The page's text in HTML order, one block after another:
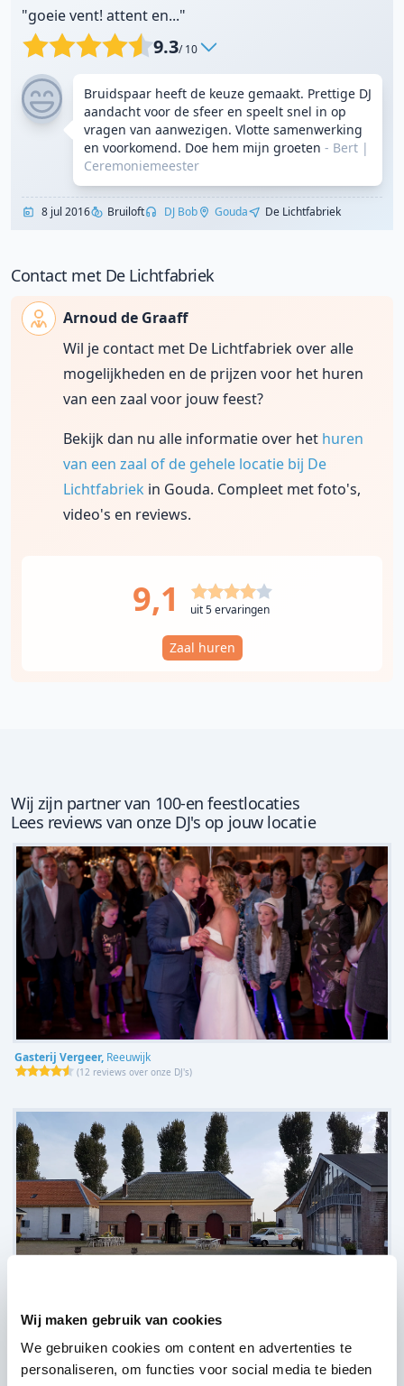
Wij maken gebruik van cookies
We gebruiken cookies om content en advertenties te
personaliseren, om functies voor social media te bieden
"goeie vent! attent en..."
9.3/ 10
Bruidspaar heeft de keuze gemaakt. Prettige DJ
aandacht voor de sfeer en speelt snel in op
vragen van aanwezigen. Vlotte samenwerking
en voorkomend. Doe hem mijn groeten - Bert |
Ceremoniemeester
8 jul 2016 Bruiloft DJ Bob Gouda De Lichtfabriek
Contact met De Lichtfabriek
Arnoud de Graaff
Wil je contact met De Lichtfabriek over alle
mogelijkheden en de prijzen voor het huren
van een zaal voor jouw feest?
Bekijk dan nu alle informatie over het huren
van een zaal of de gehele locatie bij De
Lichtfabriek in Gouda. Compleet met foto's,
video's en reviews.
9,1 uit 5 ervaringen
Zaal huren
Wij zijn partner van 100-en feestlocaties
Lees reviews van onze DJ's op jouw locatie
Gasterij Vergeer, Reeuwijk
(12 reviews over onze DJ's)
(8 reviews over onze DJ's